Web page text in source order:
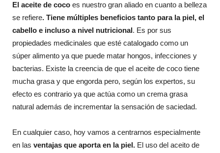
El aceite de coco es nuestro gran aliado en cuanto a belleza
se refiere. Tiene múltiples beneficios tanto para la piel, el
cabello e incluso a nivel nutricional. Es por sus
propiedades medicinales que esté catalogado como un
súper alimento ya que puede matar hongos, infecciones y
bacterias. Existe la creencia de que el aceite de coco tiene
mucha grasa y que engorda pero, según los expertos, su
efecto es contrario ya que actúa como un crema grasa
natural además de incrementar la sensación de saciedad.
En cualquier caso, hoy vamos a centrarnos especialmente
en las ventajas que aporta en la piel. El uso del aceito de